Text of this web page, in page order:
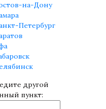
на-Дону
Петербург
другой
пункт: